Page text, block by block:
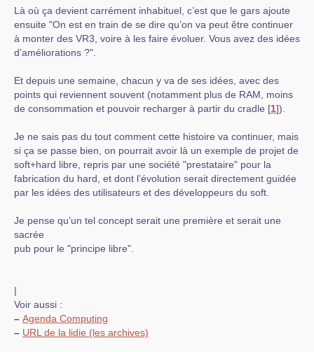
Là où ça devient carrément inhabituel, c’est que le gars ajoute
ensuite "On est en train de se dire qu’on va peut être continuer
à monter des VR3, voire à les faire évoluer. Vous avez des idées
d’améliorations ?".
Et depuis une semaine, chacun y va de ses idées, avec des
points qui reviennent souvent (notamment plus de RAM, moins
de consommation et pouvoir recharger à partir du cradle [1]).
Je ne sais pas du tout comment cette histoire va continuer, mais
si ça se passe bien, on pourrait avoir là un exemple de projet de
soft+hard libre, repris par une société "prestataire" pour la
fabrication du hard, et dont l’évolution serait directement guidée
par les idées des utilisateurs et des développeurs du soft.
Je pense qu’un tel concept serait une première et serait une
sacrée
pub pour le "principe libre".
|
Voir aussi :
– Agenda Computing
– URL de la lidie (les archives)